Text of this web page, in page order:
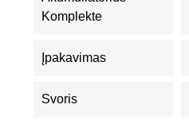
Komplekte
Įpakavimas
Svoris